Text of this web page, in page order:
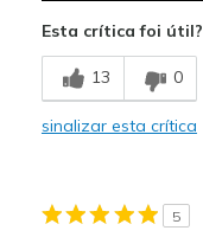
Contras
Poor Quality
Wear Out Quickly
Casual Wear
Esta crítica foi útil?
13 0
sinalizar esta crítica
5